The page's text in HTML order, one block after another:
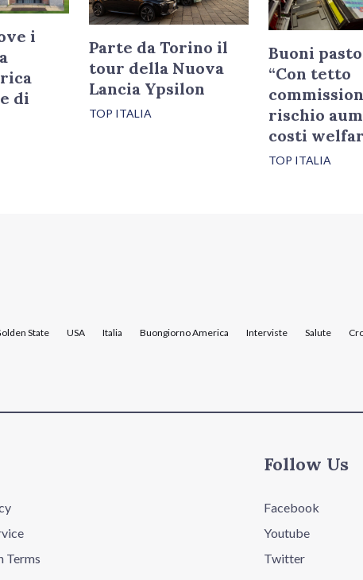
i
di
Parte da Torino il
tour della Nuova
Lancia Ypsilon
TOP ITALIA
Buoni
“Con tetto
rischio
costi
TOP ITALIA
State USA Italia Buongiorno America Interviste Salute
Terms
Follow Us
Facebook
Youtube
Twitter